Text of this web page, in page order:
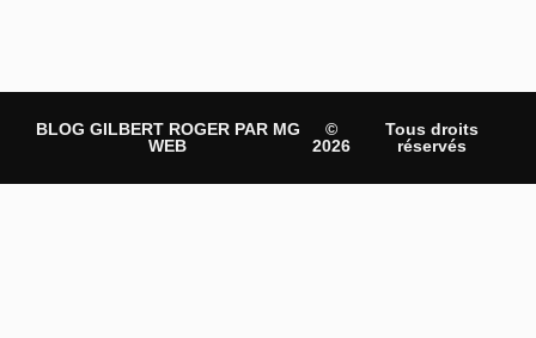
BLOG GILBERT ROGER PAR MG
WEB
©
2026
Tous droits
réservés